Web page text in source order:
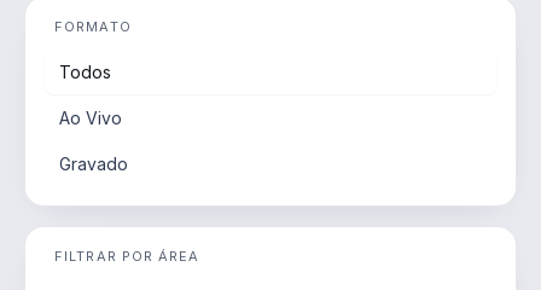
FORMATO
Todos
Ao Vivo
Gravado
FILTRAR POR ÁREA